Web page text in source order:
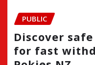
PUBLIC
Discover
for fast